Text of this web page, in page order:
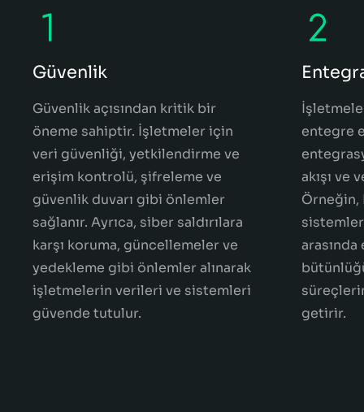
Güvenlik
Güvenlik açısından kritik bir
öneme sahiptir. İşletmeler için
veri güvenliği, yetkilendirme ve
erişim kontrolü, şifreleme ve
güvenlik duvarı gibi önlemler
sağlanır. Ayrıca, siber saldırılara
karşı koruma, güncellemeler ve
yedekleme gibi önlemler alınarak
işletmelerin verileri ve sistemleri
güvende tutulur.
entegre
akışı ve
Örneğin,
getirir.